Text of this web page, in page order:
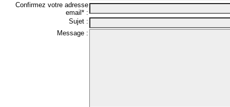
Confirmez votre adresse
email* :
Sujet :
Message :